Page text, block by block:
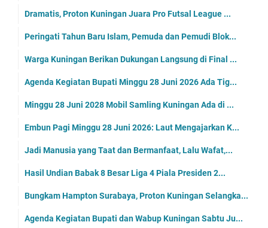
Dramatis, Proton Kuningan Juara Pro Futsal League ...
Peringati Tahun Baru Islam, Pemuda dan Pemudi Blok...
Warga Kuningan Berikan Dukungan Langsung di Final ...
Agenda Kegiatan Bupati Minggu 28 Juni 2026 Ada Tig...
Minggu 28 Juni 2028 Mobil Samling Kuningan Ada di ...
Embun Pagi Minggu 28 Juni 2026: Laut Mengajarkan K...
Jadi Manusia yang Taat dan Bermanfaat, Lalu Wafat,...
Hasil Undian Babak 8 Besar Liga 4 Piala Presiden 2...
Bungkam Hampton Surabaya, Proton Kuningan Selangka...
Agenda Kegiatan Bupati dan Wabup Kuningan Sabtu Ju...